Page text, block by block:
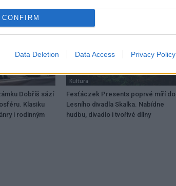
CONFIRM
Data Deletion Data Access Privacy Policy
Dobříš sází
Klasiku
i rodinným
Kultura
Fesťáczek Presents poprvé míří do
Lesního divadla Skalka. Nabídne
hudbu, divadlo i tvořivé dílny